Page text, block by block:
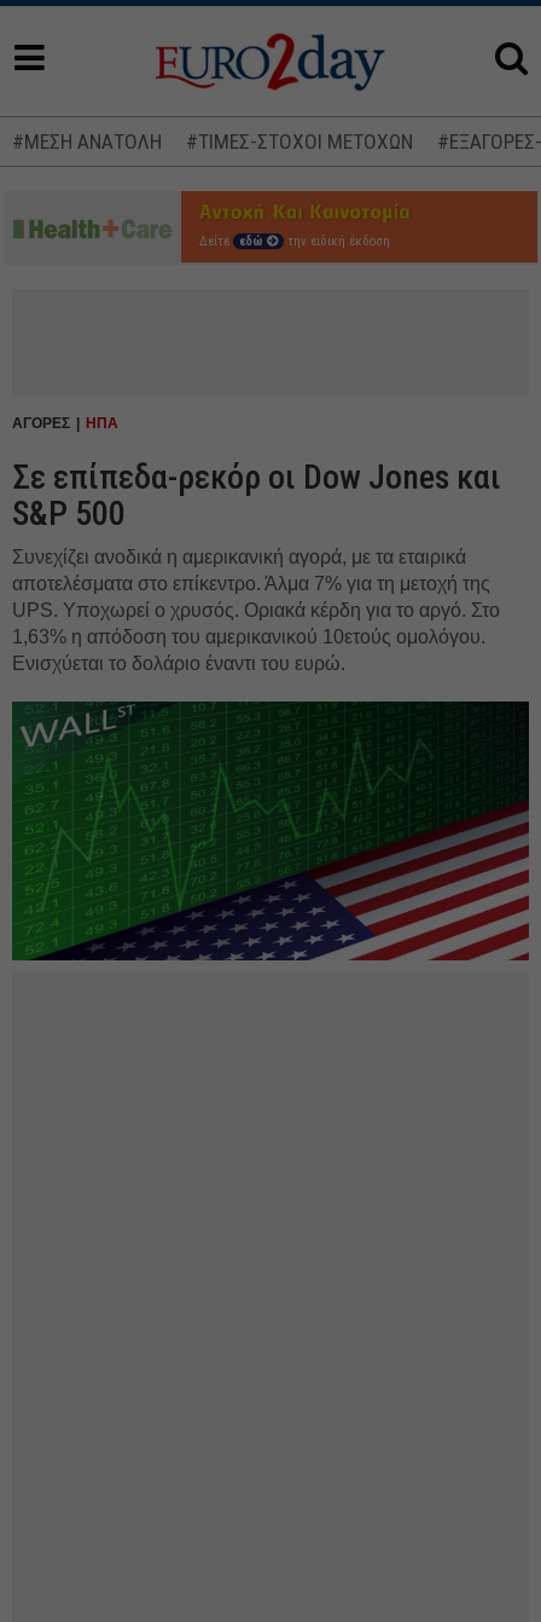
#ΜΕΣΗ ΑΝΑΤΟΛΗ #ΤΙΜΕΣ-ΣΤΟΧΟΙ ΜΕΤΟΧΩΝ
Δείτε εδώ την ειδική έκδοση
ΑΓΟΡΕΣ ΗΠΑ
Σε επίπεδα-ρεκόρ οι Dow Jones και
S&P 500
Συνεχίζει ανοδικά η αμερικανική αγορά, με τα εταιρικά
αποτελέσματα στο επίκεντρο. Άλμα 7% για τη μετοχή της
UPS. Υποχωρεί ο χρυσός. Οριακά κέρδη για το αργό. Στο
1,63% η απόδοση του αμερικανικού 10ετούς ομολόγου.
Ενισχύεται το δολάριο έναντι του ευρώ.